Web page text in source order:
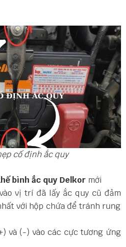
cố định ắc quy
bình ắc quy Delkor mới
vị trí đã lấy ắc quy cũ đảm
với hộp chứa để tránh rung
và (-) vào các cực tương ứng